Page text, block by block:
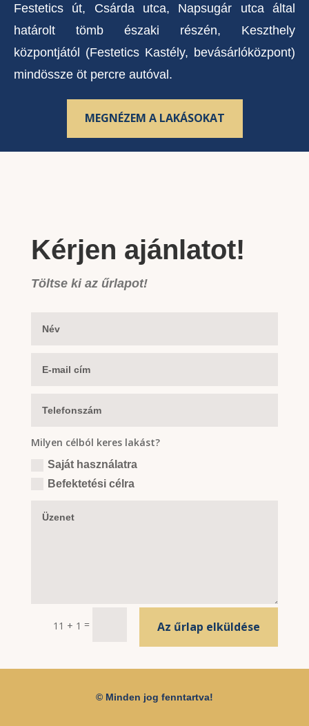
Festetics út, Csárda utca, Napsugár utca által
határolt tömb északi részén, Keszthely
központjától (Festetics Kastély, bevásárlóközpont)
mindössze öt percre autóval.
MEGNÉZEM A LAKÁSOKAT
Kérjen ajánlatot!
Töltse ki az űrlapot!
Milyen célból keres lakást?
Saját használatra
Befektetési célra
11 + 1 = Az űrlap elküldése
© Minden jog fenntartva!